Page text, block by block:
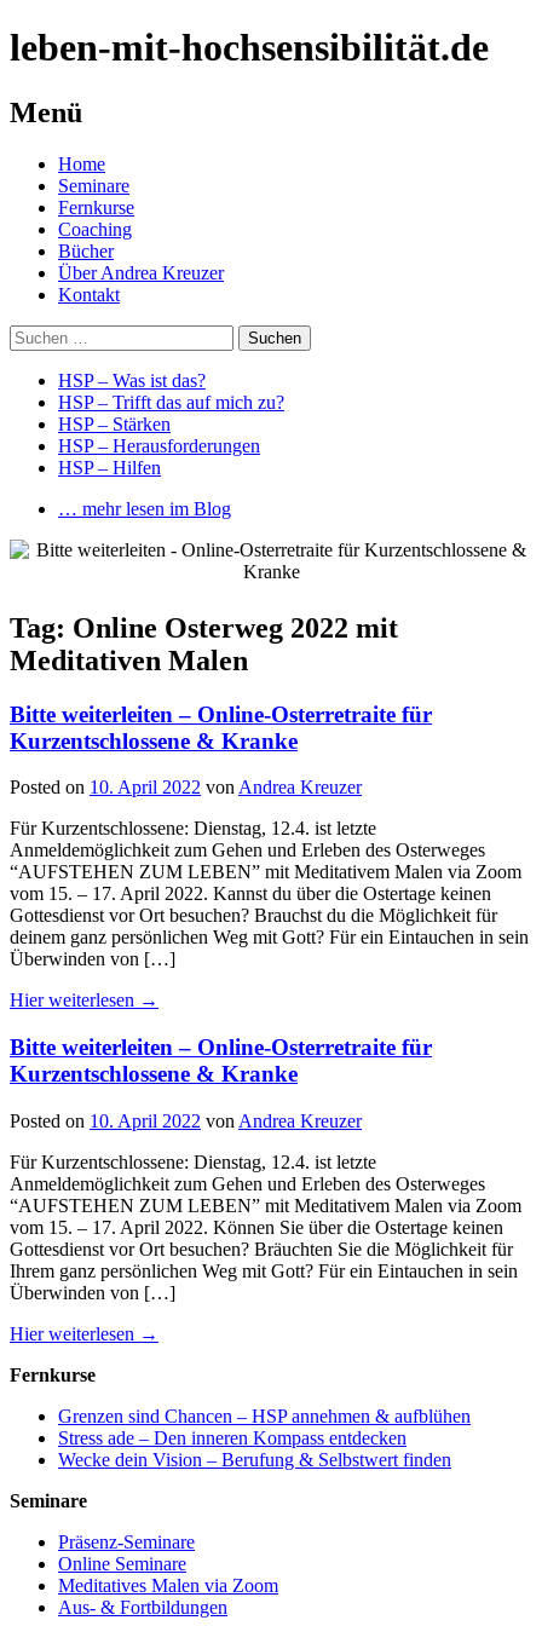
leben-mit-hochsensibilität.de
Menü
Springe
zum
Inhalt
Home
Seminare
Fernkurse
Coaching
Bücher
Über Andrea Kreuzer
Kontakt
Suchen
nach:
HSP – Was ist das?
HSP – Trifft das auf mich zu?
HSP – Stärken
HSP – Herausforderungen
HSP – Hilfen
… mehr lesen im Blog
Tag: Online Osterweg 2022 mit
Meditativen Malen
Bitte weiterleiten – Online-Osterretraite für
Kurzentschlossene & Kranke
Posted on 10. April 2022 von Andrea Kreuzer
Für Kurzentschlossene: Dienstag, 12.4. ist letzte
Anmeldemöglichkeit zum Gehen und Erleben des Osterweges
“AUFSTEHEN ZUM LEBEN” mit Meditativem Malen via Zoom
vom 15. – 17. April 2022. Kannst du über die Ostertage keinen
Gottesdienst vor Ort besuchen? Brauchst du die Möglichkeit für
deinem ganz persönlichen Weg mit Gott? Für ein Eintauchen in sein
Überwinden von […]
Hier weiterlesen →
Bitte weiterleiten – Online-Osterretraite für
Kurzentschlossene & Kranke
Posted on 10. April 2022 von Andrea Kreuzer
Für Kurzentschlossene: Dienstag, 12.4. ist letzte
Anmeldemöglichkeit zum Gehen und Erleben des Osterweges
“AUFSTEHEN ZUM LEBEN” mit Meditativem Malen via Zoom
vom 15. – 17. April 2022. Können Sie über die Ostertage keinen
Gottesdienst vor Ort besuchen? Bräuchten Sie die Möglichkeit für
Ihrem ganz persönlichen Weg mit Gott? Für ein Eintauchen in sein
Überwinden von […]
Hier weiterlesen →
Fernkurse
Grenzen sind Chancen – HSP annehmen & aufblühen
Stress ade – Den inneren Kompass entdecken
Wecke dein Vision – Berufung & Selbstwert finden
Seminare
Präsenz-Seminare
Online Seminare
Meditatives Malen via Zoom
Aus- & Fortbildungen